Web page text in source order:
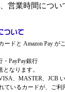
営業時間につ
ードと Amazon Pay が
PayPay銀行
なります。
、MASTER、JCB
ているカードが、ご利